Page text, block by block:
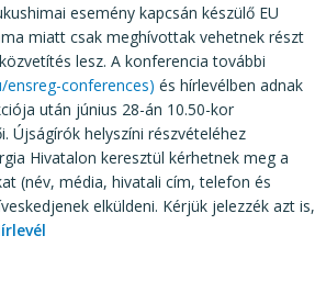
esemény kapcsán készülő EU
miatt csak meghívottak vehetnek részt
lesz. A konferencia további
conferences) és hírlevélben adnak
után június 28-án 10.50-kor
helyszíni részvételéhez
Hivatalon keresztül kérhetnek meg a
(név, média, hivatali cím, telefon és
elküldeni. Kérjük jelezzék azt is,